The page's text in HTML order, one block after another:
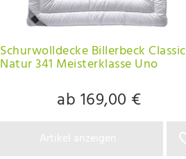
Schurwolldecke Billerbeck Classic
Natur 341 Meisterklasse Uno
ab 169,00 €